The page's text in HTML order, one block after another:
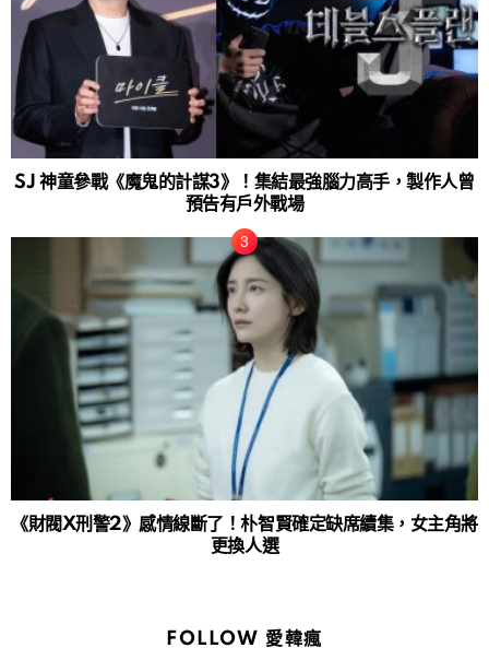
SJ 神童參戰《魔鬼的計謀3》！集結最強腦力高手，製作人曾
預告有戶外戰場
《財閥X刑警2》感情線斷了！朴智賢確定缺席續集，女主角將
更換人選
FOLLOW 愛韓瘋